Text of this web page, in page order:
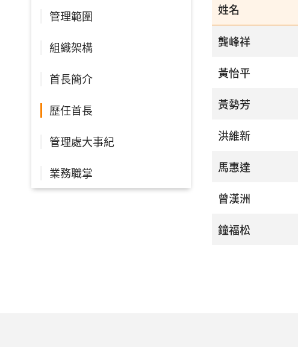
管理範圍
組織架構
首長簡介
歷任首長
管理處大事紀
業務職掌
姓名
龔峰祥
黃怡平
黃勢芳
洪維新
馬惠達
曾漢洲
鐘福松